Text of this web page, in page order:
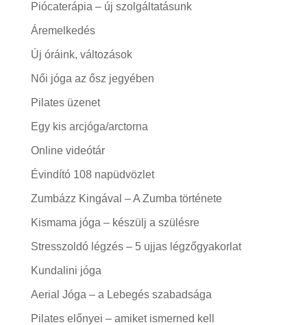
Piócaterápia – új szolgáltatásunk
Áremelkedés
Új óráink, változások
Női jóga az ősz jegyében
Pilates üzenet
Egy kis arcjóga/arctorna
Online videótár
Évindító 108 napüdvözlet
Zumbázz Kingával – A Zumba története
Kismama jóga – készülj a szülésre
Stresszoldó légzés – 5 ujjas légzőgyakorlat
Kundalini jóga
Aerial Jóga – a Lebegés szabadsága
Pilates előnyei – amiket ismerned kell